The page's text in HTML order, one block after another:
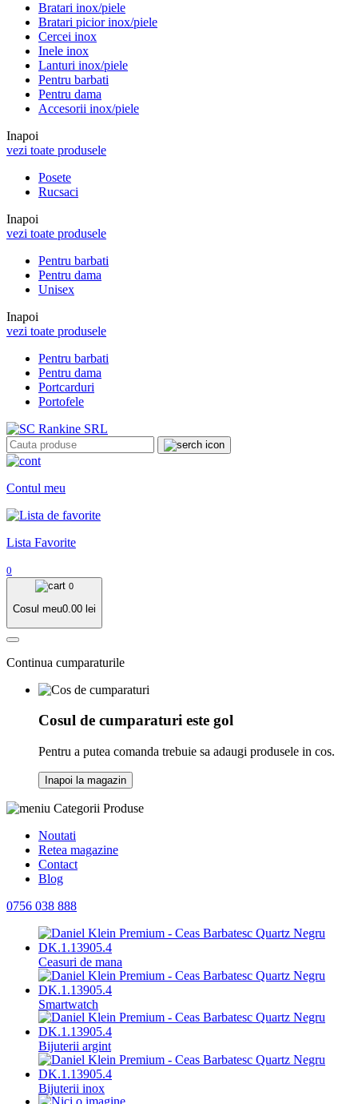
Bratari inox/piele
Bratari picior inox/piele
Cercei inox
Inele inox
Lanturi inox/piele
Pentru barbati
Pentru dama
Accesorii inox/piele
Inapoi
vezi toate produsele
Posete
Rucsaci
Inapoi
vezi toate produsele
Pentru barbati
Pentru dama
Unisex
Inapoi
vezi toate produsele
Pentru barbati
Pentru dama
Portcarduri
Portofele
Contul meu
Lista Favorite
0
0
Cosul meu0.00 lei
Continua cumparaturile
Cosul de cumparaturi este gol
Pentru a putea comanda trebuie sa adaugi produsele in cos.
Inapoi la magazin
Categorii Produse
Noutati
Retea magazine
Contact
Blog
0756 038 888
Ceasuri de mana
Smartwatch
Bijuterii argint
Bijuterii inox